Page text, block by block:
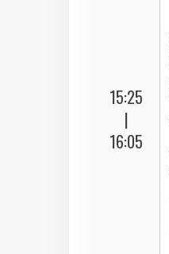
15:25
|
16:05